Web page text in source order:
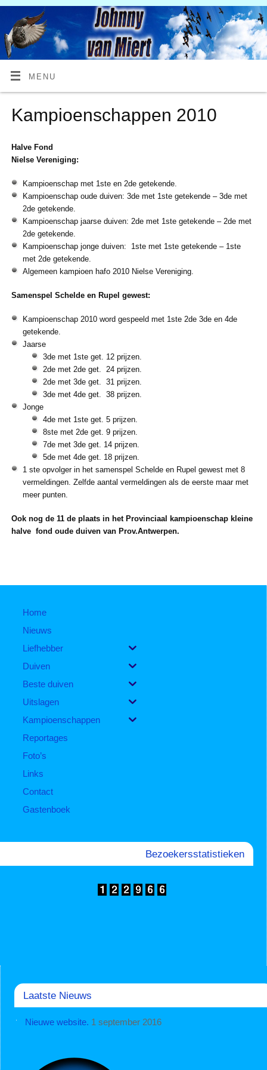
MENU
Kampioenschappen 2010
Halve Fond
Nielse Vereniging:
Kampioenschap met 1ste en 2de getekende.
Kampioenschap oude duiven: 3de met 1ste getekende – 3de met
2de getekende.
Kampioenschap jaarse duiven: 2de met 1ste getekende – 2de met
2de getekende.
Kampioenschap jonge duiven: 1ste met 1ste getekende – 1ste
met 2de getekende.
Algemeen kampioen hafo 2010 Nielse Vereniging.
Samenspel Schelde en Rupel gewest:
Kampioenschap 2010 word gespeeld met 1ste 2de 3de en 4de
getekende.
Jaarse
3de met 1ste get. 12 prijzen.
2de met 2de get. 24 prijzen.
2de met 3de get. 31 prijzen.
3de met 4de get. 38 prijzen.
Jonge
4de met 1ste get. 5 prijzen.
8ste met 2de get. 9 prijzen.
7de met 3de get. 14 prijzen.
5de met 4de get. 18 prijzen.
1 ste opvolger in het samenspel Schelde en Rupel gewest met 8
vermeldingen. Zelfde aantal vermeldingen als de eerste maar met
meer punten.
Ook nog de 11 de plaats in het Provinciaal kampioenschap kleine
halve fond oude duiven van Prov.Antwerpen.
Home
Nieuws
Liefhebber
Duiven
Beste duiven
Uitslagen
Kampioenschappen
Reportages
Foto’s
Links
Contact
Gastenboek
Bezoekersstatistieken
Laatste Nieuws
Nieuwe website. 1 september 2016